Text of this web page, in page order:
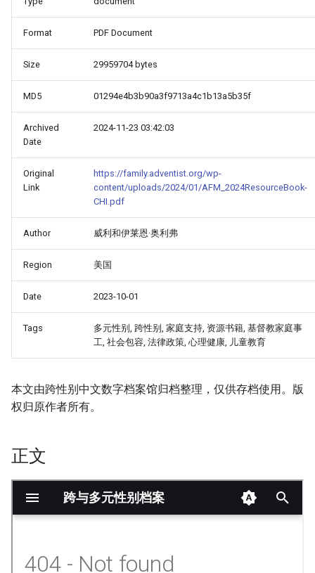
Format PDF Document
Size 29959704 bytes
MD5 01294e4b3b90a3f9713a4c1b13a5b35f
Archived
Date
2024-11-23 03:42:03
Original
Link
https://family.adventist.org/wp-
content/uploads/2024/01/AFM_2024ResourceBook-
CHI.pdf
Author 威利和伊莱恩·奥利弗
Region 美国
Date 2023-10-01
Tags
多元性别, 跨性别, 家庭支持, 资源书籍, 基督教家庭事
工, 社会包容, 法律政策, 心理健康, 儿童教育
本文由跨性别中文数字档案馆归档整理，仅供存档使用。版
权归原作者所有。
正文